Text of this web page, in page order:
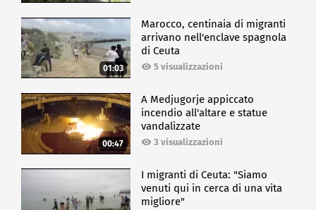
01:03
Marocco, centinaia di migranti
arrivano nell'enclave spagnola
di Ceuta
5 visualizzazioni
00:47
A Medjugorje appiccato
incendio all'altare e statue
vandalizzate
3 visualizzazioni
I migranti di Ceuta: "Siamo
venuti qui in cerca di una vita
migliore"